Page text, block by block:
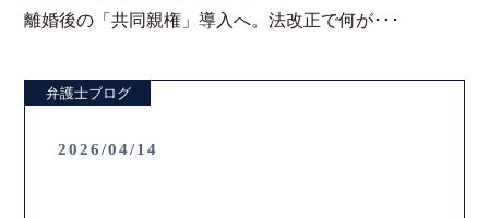
弁護士紹介
離婚後の「共同親権」導入へ。法改正で何が･･･
弁護士ブログ
2026/04/14